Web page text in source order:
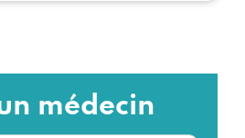
médecin